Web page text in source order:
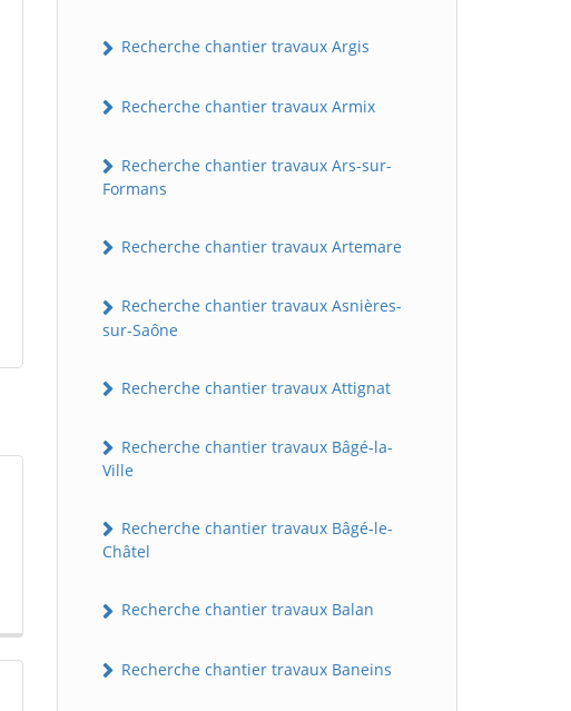
Recherche chantier travaux Argis
Recherche chantier travaux Armix
Recherche chantier travaux Ars-sur-
Formans
Recherche chantier travaux Artemare
Recherche chantier travaux Asnières-
sur-Saône
Recherche chantier travaux Attignat
Recherche chantier travaux Bâgé-la-
Ville
Recherche chantier travaux Bâgé-le-
Châtel
Recherche chantier travaux Balan
Recherche chantier travaux Baneins